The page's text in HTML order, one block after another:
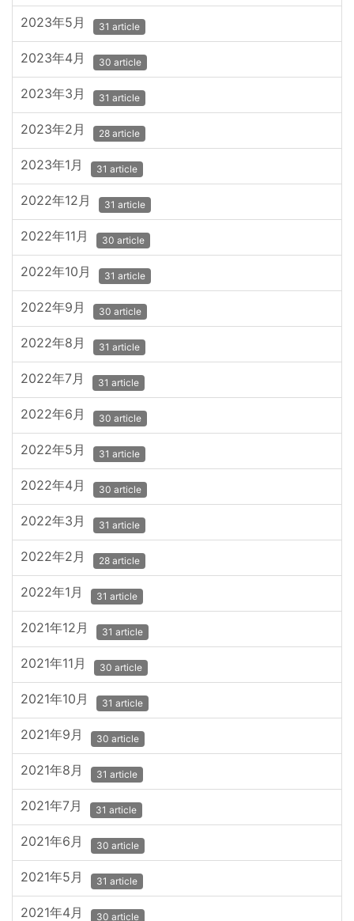
2023年5月 31 article
2023年4月 30 article
2023年3月 31 article
2023年2月 28 article
2023年1月 31 article
2022年12月 31 article
2022年11月 30 article
2022年10月 31 article
2022年9月 30 article
2022年8月 31 article
2022年7月 31 article
2022年6月 30 article
2022年5月 31 article
2022年4月 30 article
2022年3月 31 article
2022年2月 28 article
2022年1月 31 article
2021年12月 31 article
2021年11月 30 article
2021年10月 31 article
2021年9月 30 article
2021年8月 31 article
2021年7月 31 article
2021年6月 30 article
2021年5月 31 article
2021年4月 30 article